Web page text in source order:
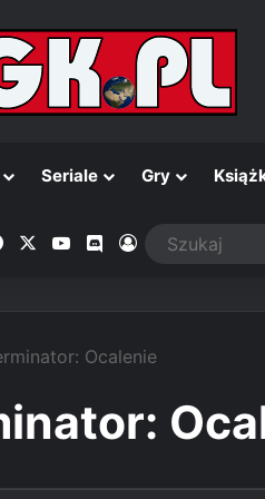
Seriale Gry
Facebook YouTubeDiscordZaloguj
Ocalenie